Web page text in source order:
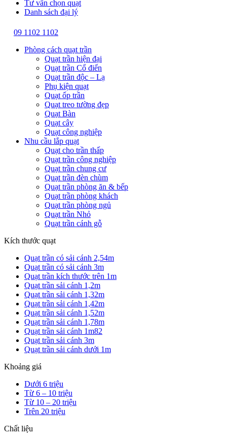
Tư vấn chọn quạt
Danh sách đại lý
09 1102 1102
Phòng cách quạt trần
Quạt trần hiện đại
Quạt trần Cổ điển
Quạt trần độc – Lạ
Phụ kiện quạt
Quạt ốp trần
Quạt treo tường đẹp
Quạt Bàn
Quạt cây
Quạt công nghiệp
Nhu cầu lắp quạt
Quạt cho trần thấp
Quạt trần công nghiệp
Quạt trần chung cư
Quạt trần đèn chùm
Quạt trần phòng ăn & bếp
Quạt trần phòng khách
Quạt trần phòng ngủ
Quạt trần Nhỏ
Quạt trần cánh gỗ
Kích thước quạt
Quạt trần có sải cánh 2,54m
Quạt trần có sải cánh 3m
Quạt trần kích thước trên 1m
Quạt trần sải cánh 1,2m
Quạt trần sải cánh 1,32m
Quạt trần sải cánh 1,42m
Quạt trần sải cánh 1,52m
Quạt trần sải cánh 1,78m
Quạt trần sải cánh 1m82
Quạt trần sải cánh 3m
Quạt trần sải cánh dưới 1m
Khoảng giá
Dưới 6 triệu
Từ 6 – 10 triệu
Từ 10 – 20 triệu
Trên 20 triệu
Chất liệu